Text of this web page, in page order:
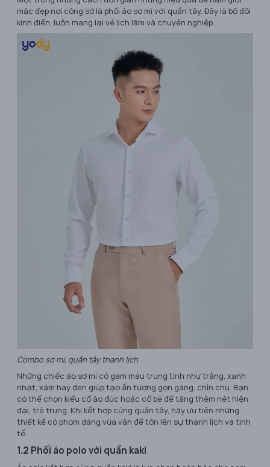
mặc đẹp nơi công sở là phối áo sơ mi với quần tây. Đây là bộ đôi
kinh điển, luôn mang lại vẻ lịch lãm và chuyên nghiệp.
Combo sơ mi, quần tây thanh lịch
Những chiếc áo sơ mi có gam màu trung tính như trắng, xanh
nhạt, xám hay đen giúp tạo ấn tượng gọn gàng, chỉn chu. Bạn
có thể chọn kiểu cổ áo đúc hoặc cổ bẻ để tăng thêm nét hiện
đại, trẻ trung. Khi kết hợp cùng quần tây, hãy ưu tiên những
thiết kế có phom dáng vừa vặn để tôn lên sự thanh lịch và tinh
tế.
1.2 Phối áo polo với quần kaki